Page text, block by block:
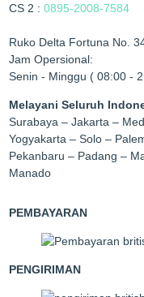
CS 2 :0895-2008-7584
Ruko Delta Fortuna No.
Jam Opersional:
Senin - Minggu ( 08:00 -
Melayani Seluruh
Surabaya – Jakarta –
Yogyakarta – Solo –
Pekanbaru – Padang –
Manado
PEMBAYARAN
PENGIRIMAN